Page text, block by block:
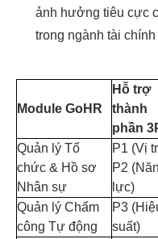
ảnh hưởng tiêu cực
trong ngành tài
Module GoHR
Hỗ trợ
thành
phần
Quản lý Tổ
chức & Hồ sơ
Nhân sự
P1 (Vị
P2
lực)
Quản lý Chấm
công Tự động
P3
suất)